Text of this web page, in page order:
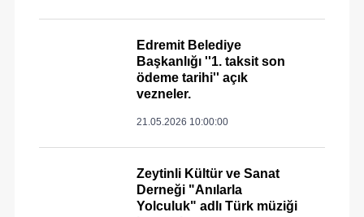
Edremit Belediye
Başkanlığı ''1. taksit son
ödeme tarihi'' açık
vezneler.
21.05.2026 10:00:00
Zeytinli Kültür ve Sanat
Derneği "Anılarla
Yolculuk" adlı Türk müziği